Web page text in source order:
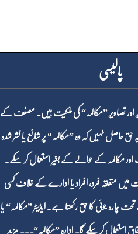
پالیسی
اور تصاویر ”مکالمہ“ کی ملکیت ہیں۔ مصنف کے
حق حاصل نہیں کہ وہ ”مکالمہ“ پر شائع یا نشر شدہ
اور مکالمہ کے حوالے کے بغیر استعمال کر سکے۔
میں متعلقہ فرد، افراد یا ادارے کے خلاف کسی
چارہ جوئی کا حق رکھتا ہے۔ ایڈیٹر ”مکالمہ“ یا
استعمال کر سکے گا۔ ادارہ ”مکالمہ“۔۔۔ مزید